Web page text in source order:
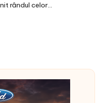
rândul celor…